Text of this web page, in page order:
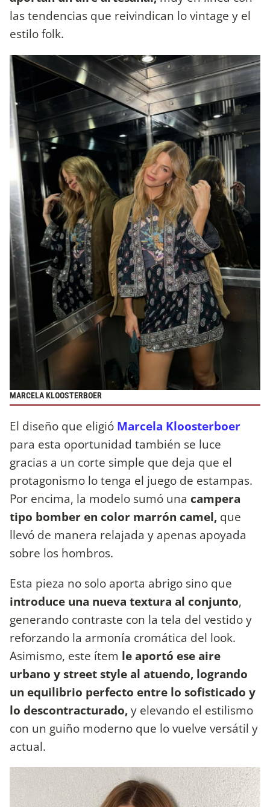
las tendencias que reivindican lo vintage y el
estilo folk.
MARCELA KLOOSTERBOER
El diseño que eligió Marcela Kloosterboer
para esta oportunidad también se luce
gracias a un corte simple que deja que el
protagonismo lo tenga el juego de estampas.
Por encima, la modelo sumó una campera
tipo bomber en color marrón camel, que
llevó de manera relajada y apenas apoyada
sobre los hombros.
Esta pieza no solo aporta abrigo sino que
introduce una nueva textura al conjunto,
generando contraste con la tela del vestido y
reforzando la armonía cromática del look.
Asimismo, este ítem le aportó ese aire
urbano y street style al atuendo, logrando
un equilibrio perfecto entre lo sofisticado y
lo descontracturado,y elevando el estilismo
con un guiño moderno que lo vuelve versátil y
actual.